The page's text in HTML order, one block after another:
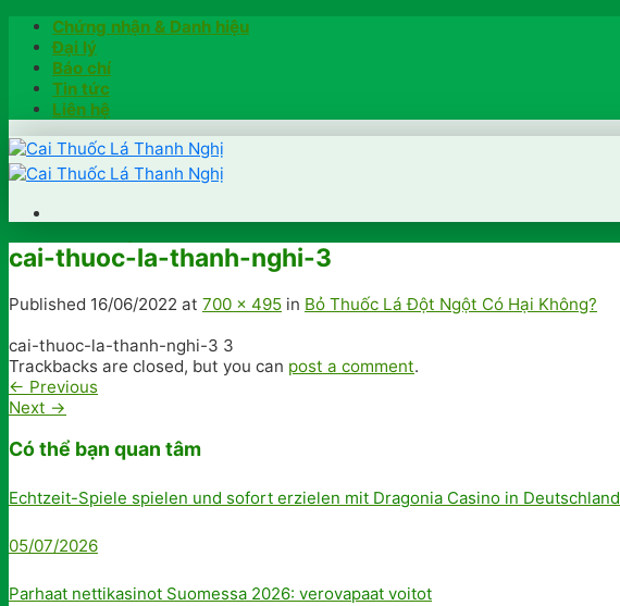
Skip
content
Chứng nhận & Danh hiệu
Đại lý
Báo chí
Tin tức
Liên hệ
Trang chủ
Hướng dẫn
Kiểm tra chính hãng
Hotline: 0902791922
cai-thuoc-la-thanh-nghi-3
Published 16/06/2022 at 700 × 495 in Bỏ Thuốc Lá Đột Ngột Có Hại Không?
cai-thuoc-la-thanh-nghi-3 3
Trackbacks are closed, but you can post a comment.
← Previous
Next →
Có thể bạn quan tâm
Echtzeit-Spiele spielen und sofort erzielen mit Dragonia Casino in Deutschland
05/07/2026
Parhaat nettikasinot Suomessa 2026: verovapaat voitot